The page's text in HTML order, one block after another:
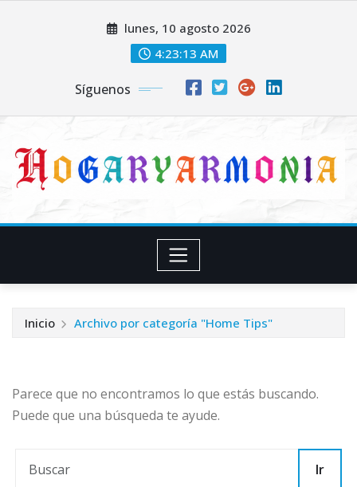
lunes, 10 agosto 2026
4:23:13 AM
Síguenos
Inicio Archivo por categoría "Home Tips"
Parece que no encontramos lo que estás buscando.
Puede que una búsqueda te ayude.
Ir